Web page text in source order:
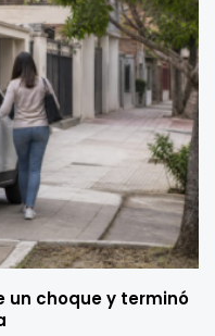
un choque y terminó